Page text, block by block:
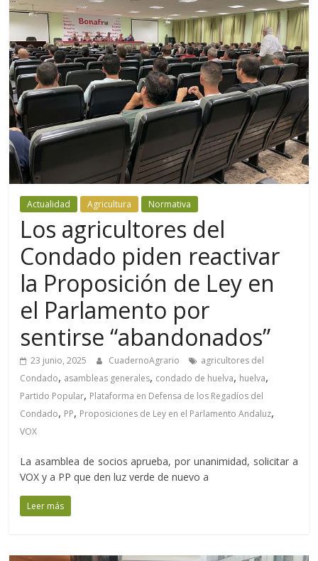
Actualidad Agricultura Normativa
Los agricultores del
Condado piden reactivar
la Proposición de Ley en
el Parlamento por
sentirse “abandonados”
23 junio, 2025 CuadernoAgrario
agricultores del
Condado, asambleas generales, condado de huelva, huelva,
Partido Popular, Plataforma en Defensa de los Regadíos del
Condado, PP, Proposiciones de Ley en el Parlamento Andaluz,
VOX
La asamblea de socios aprueba, por unanimidad, solicitar a
VOX y a PP que den luz verde de nuevo a
Leer más